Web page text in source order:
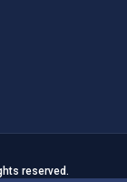
reserved.